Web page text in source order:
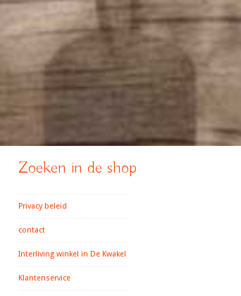
Zoeken in de shop
Privacy beleid
contact
Interliving winkel in De Kwakel
Klantenservice